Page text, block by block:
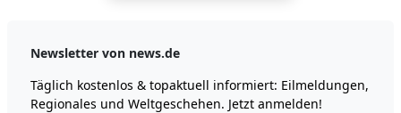
Newsletter von news.de
Täglich kostenlos & topaktuell informiert: Eilmeldungen,
Regionales und Weltgeschehen. Jetzt anmelden!